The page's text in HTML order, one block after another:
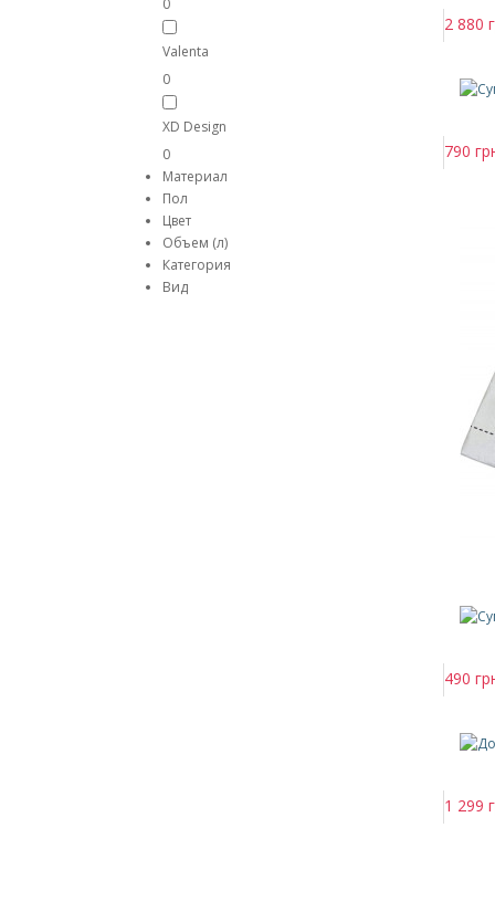
0
Valenta
0
XD Design
0
Материал
Пол
Цвет
Объем (л)
Категория
Вид
2 880
790
490
1 299